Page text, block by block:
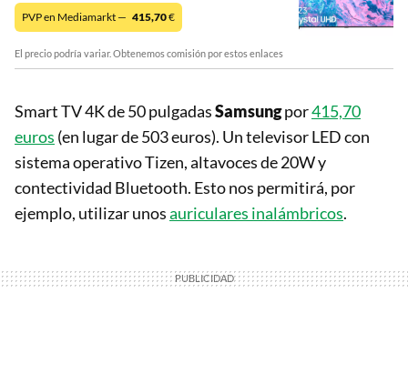
PVP en Mediamarkt — 415,70€
El precio podría variar. Obtenemos comisión por estos enlaces
Smart TV 4K de 50 pulgadasSamsungpor415,70
euros (en lugar de 503 euros). Un televisor LED con
sistema operativo Tizen, altavoces de 20W y
contectividad Bluetooth. Esto nos permitirá, por
ejemplo, utilizar unosauriculares inalámbricos.